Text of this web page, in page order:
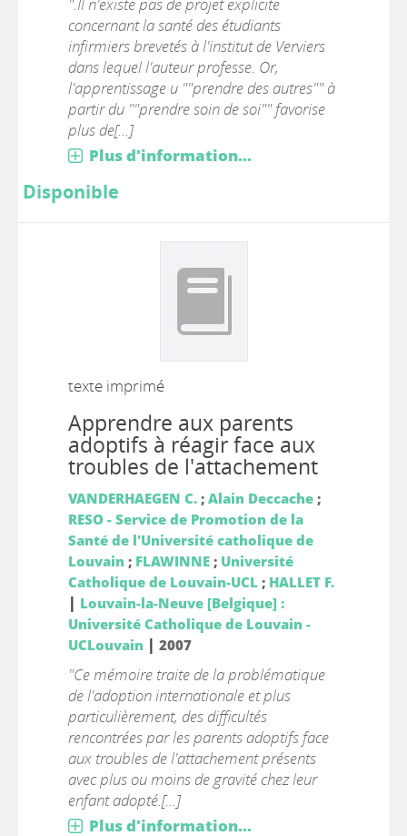
concernant la santé des étudiants
infirmiers brevetés à l'institut de Verviers
dans lequel l'auteur professe. Or,
l'apprentissage u ""prendre des autres"" à
partir du ""prendre soin de soi"" favorise
plus de[...]
Plus d'information...
Disponible
texte imprimé
Apprendre aux parents
adoptifs à réagir face aux
troubles de l'attachement
VANDERHAEGEN C.; Alain Deccache;
RESO - Service de Promotion de la
Santé de l'Université catholique de
Louvain ; FLAWINNE; Université
Catholique de Louvain-UCL; HALLET F.
| Louvain-la-Neuve [Belgique] :
Université Catholique de Louvain -
UCLouvain | 2007
"Ce mémoire traite de la problématique
de l'adoption internationale et plus
particulièrement, des difficultés
rencontrées par les parents adoptifs face
aux troubles de l'attachement présents
avec plus ou moins de gravité chez leur
enfant adopté.[...]
Plus d'information...